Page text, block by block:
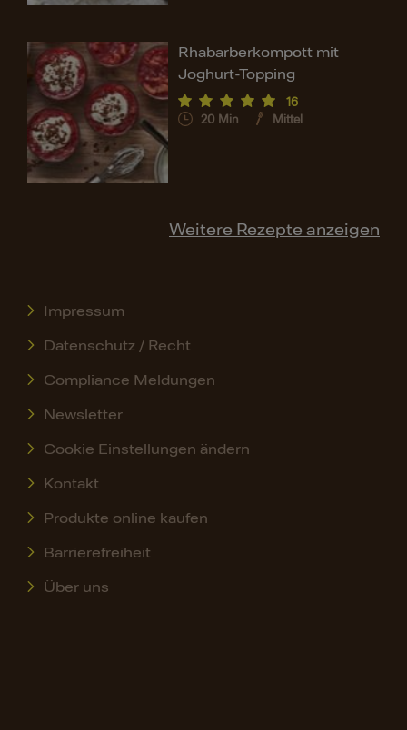
Rhabarberkompott mit
Joghurt-Topping
16
20 Min Mittel
Weitere Rezepte anzeigen
Impressum
Datenschutz / Recht
Compliance Meldungen
Newsletter
Cookie Einstellungen ändern
Kontakt
Produkte online kaufen
Barrierefreiheit
Über uns